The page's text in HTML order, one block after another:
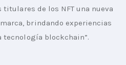
titulares de los NFT una nueva
brindando experiencias
blockchain”.